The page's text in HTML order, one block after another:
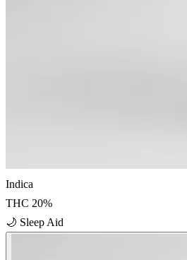
Indica
THC 20%
🌙 Sleep Aid